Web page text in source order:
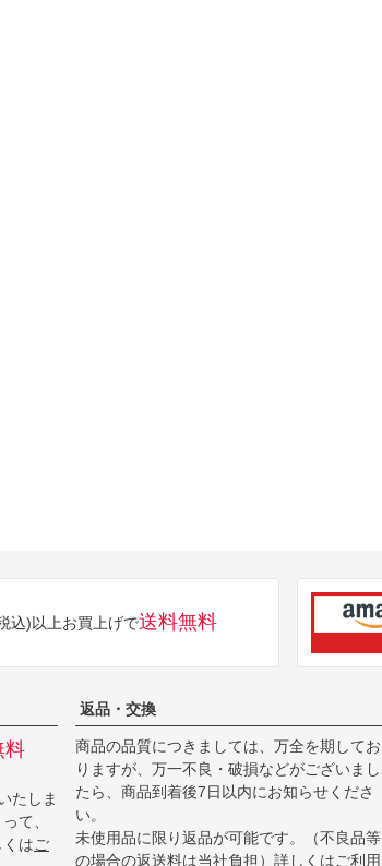
込)以上お買上げで送料無料
料
たしま
て、
はご
返品・交換
商品の品質につきましては、万全を期してお
りますが、万一不良・破損などがございまし
たら、商品到着後7日以内にお知らせくださ
い。
未使用品に限り返品が可能です。（不良品等
の場合の返送料は当社負担）詳しくはご利用